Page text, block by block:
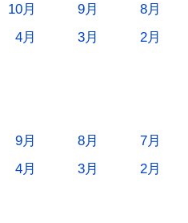
10月 9月
8月
4月 3月
2月
9月 8月
7月
4月 3月
2月